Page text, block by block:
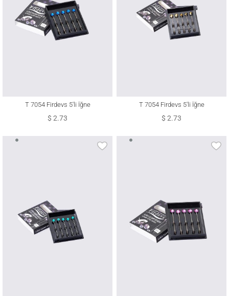
T 7054 Firdevs 5′li İğne
$ 2.73
T 7054 Firdevs 5′li İğne
$ 2.73